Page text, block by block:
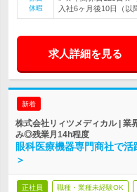
休暇
入社6ヶ月後10日（以
求人詳細を見る
新着
株式会社リィツメディカル |
み◎残業月14h程度
眼科医療機器専門商社で
＞
正社員 職種・業種未経験OK